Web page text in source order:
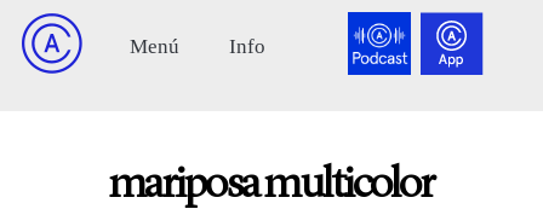
mariposa multicolor